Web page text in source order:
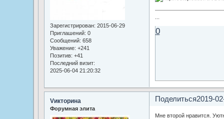
Зарегистрирован: 2015-06-29
Приглашений: 0
Сообщений: 658
Уважение: +241
Позитив: +41
Последний визит:
2025-06-04 21:20:32
0
Поделиться2019-
Vикторина
Форумная элита
Мне второй нравится.